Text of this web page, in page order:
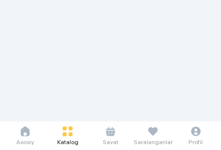
Asosiy Katalog Savat Saralanganlar Profil